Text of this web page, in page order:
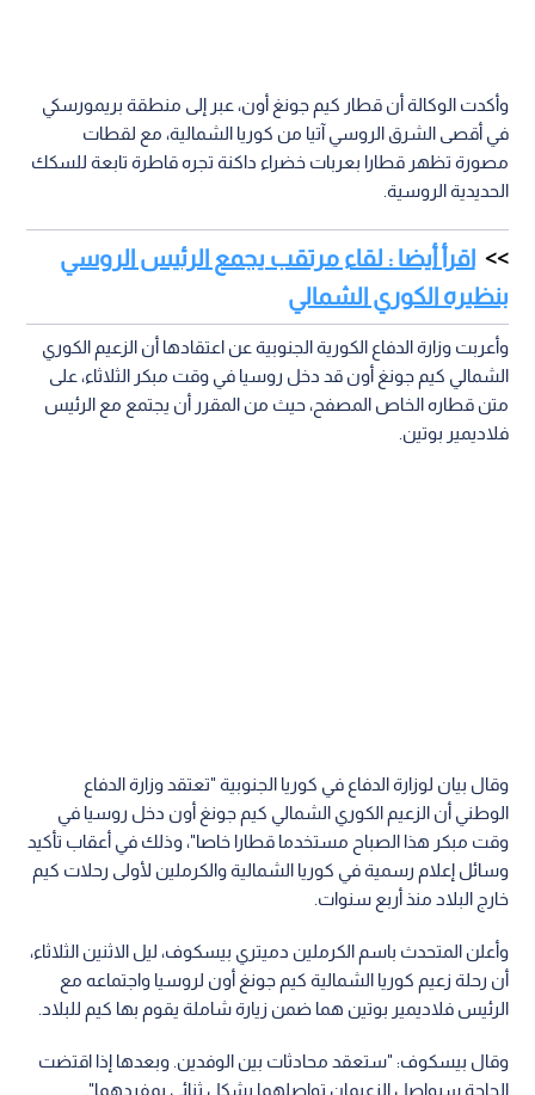
وأكدت الوكالة أن قطار كيم جونغ أون، عبر إلى منطقة بريمورسكي
في أقصى الشرق الروسي آتيا من كوريا الشمالية، مع لقطات
مصورة تظهر قطارا بعربات خضراء داكنة تجره قاطرة تابعة للسكك
الحديدية الروسية.
اقرأ أيضا : لقاء مرتقب يجمع الرئيس الروسي
بنظيره الكوري الشمالي
وأعربت وزارة الدفاع الكورية الجنوبية عن اعتقادها أن الزعيم الكوري
الشمالي كيم جونغ أون قد دخل روسيا في وقت مبكر الثلاثاء، على
متن قطاره الخاص المصفح، حيث من المقرر أن يجتمع مع الرئيس
فلاديمير بوتين.
وقال بيان لوزارة الدفاع في كوريا الجنوبية "تعتقد وزارة الدفاع
الوطني أن الزعيم الكوري الشمالي كيم جونغ أون دخل روسيا في
وقت مبكر هذا الصباح مستخدما قطارا خاصا"، وذلك في أعقاب تأكيد
وسائل إعلام رسمية في كوريا الشمالية والكرملين لأولى رحلات كيم
خارج البلاد منذ أربع سنوات.
وأعلن المتحدث باسم الكرملين دميتري بيسكوف، ليل الاثنين الثلاثاء،
أن رحلة زعيم كوريا الشمالية كيم جونغ أون لروسيا واجتماعه مع
الرئيس فلاديمير بوتين هما ضمن زيارة شاملة يقوم بها كيم للبلاد.
وقال بيسكوف: "ستعقد محادثات بين الوفدين. وبعدها إذا اقتضت
الحاجة سيواصل الزعيمان تواصلهما بشكل ثنائي بمفردهما".